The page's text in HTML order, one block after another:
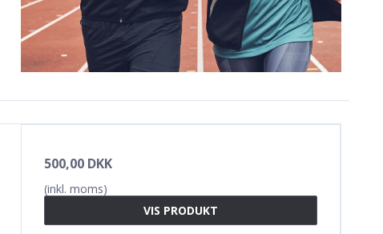
500,00 DKK
(inkl. moms)
VIS PRODUKT